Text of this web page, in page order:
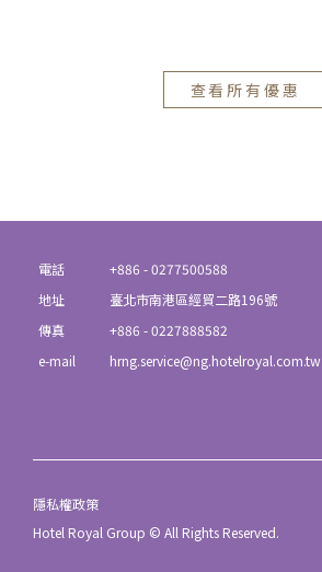
查看所有優惠
電話
+886 - 0277500588
地址
臺北市南港區經貿二路196號
傳真
+886 - 0227888582
e-mail
hrng.service@ng.hotelroyal.com.tw
隱私權政策
Hotel Royal Group © All Rights Reserved.